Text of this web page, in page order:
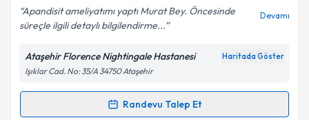
E-posta Adresiniz
Kişisel verilerimin işlenmesine ilişkin
Metni'ni okudum ve kişisel verilerimin belirtilen
kapsamda işlenmesini kabul ediyorum.
Apandisit ameliyatımı yaptı Murat Bey. Öncesinde
süreçle ilgili detaylı bilgilendirme...
Devamı
Ataşehir Florence Nightingale Hastanesi Haritada Göster
Işıklar Cad. No: 35/A 34750 Ataşehir
Randevu Talep Et
Randevu Takvimi Talebi